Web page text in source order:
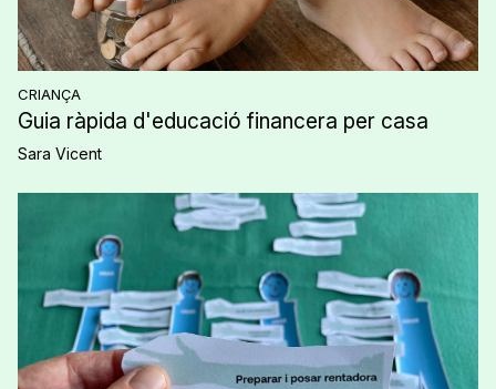
CRIANÇA
Guia ràpida d'educació financera per casa
Sara Vicent